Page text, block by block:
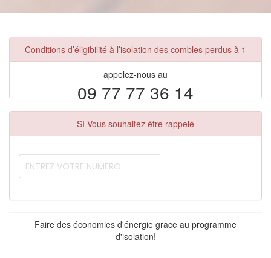
Conditions d’éligibilité à l’isolation des combles perdus à 1
appelez-nous au
09 77 77 36 14
SI Vous souhaitez être rappelé
Faire des économies d'énergie grace au programme
d'isolation!